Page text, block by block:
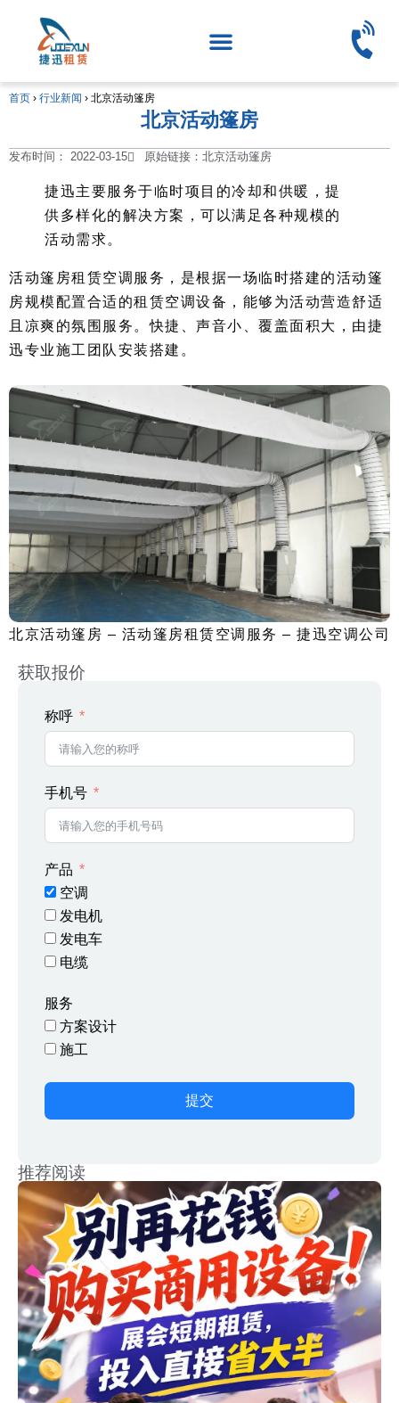
首页 › 行业新闻 › 北京活动篷房
北京活动篷房
发布时间： 2022-03-15 原始链接：北京活动篷房
捷迅主要服务于临时项目的冷却和供暖，提
供多样化的解决方案，可以满足各种规模的
活动需求。
活动篷房租赁空调服务，是根据一场临时搭建的活动篷
房规模配置合适的租赁空调设备，能够为活动营造舒适
且凉爽的氛围服务。快捷、声音小、覆盖面积大，由捷
迅专业施工团队安装搭建。
北京活动篷房 – 活动篷房租赁空调服务 – 捷迅空调公司
获取报价
称呼
手机号
产品
空调
发电机
发电车
电缆
服务
方案设计
施工
提交
推荐阅读